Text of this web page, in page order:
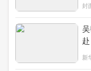
封
赴
新